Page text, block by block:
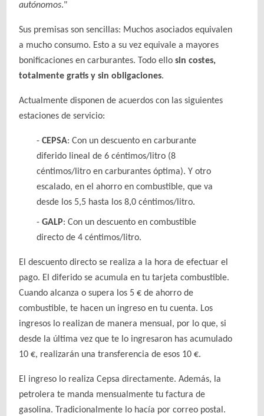
autónomos."
Sus premisas son sencillas: Muchos asociados equivalen
a mucho consumo. Esto a su vez equivale a mayores
bonificaciones en carburantes. Todo ellosin costes,
totalmente gratis y sin obligaciones.
Actualmente disponen de acuerdos con las siguientes
estaciones de servicio:
CEPSA: Con un descuento en carburante
diferido lineal de 6 céntimos/litro (8
céntimos/litro en carburantes óptima). Y otro
escalado, en el ahorro en combustible, que va
desde los 5,5 hasta los 8,0 céntimos/litro.
GALP: Con un descuento en combustible
directo de 4 céntimos/litro.
El descuento directo se realiza a la hora de efectuar el
pago. El diferido se acumula en tu tarjeta combustible.
Cuando alcanza o supera los 5 € de ahorro de
combustible, te hacen un ingreso en tu cuenta. Los
ingresos lo realizan de manera mensual, por lo que, si
desde la última vez que te lo ingresaron has acumulado
10 €, realizarán una transferencia de esos 10 €.
El ingreso lo realiza Cepsa directamente. Además, la
petrolera te manda mensualmente tu factura de
gasolina. Tradicionalmente lo hacía por correo postal.